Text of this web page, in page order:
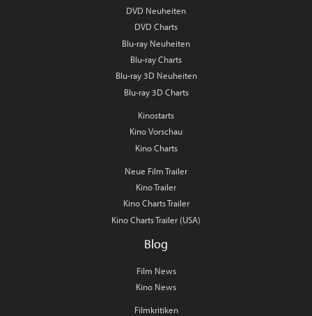
DVD Neuheiten
DVD Charts
Blu-ray Neuheiten
Blu-ray Charts
Blu-ray 3D Neuheiten
Blu-ray 3D Charts
Kinostarts
Kino Vorschau
Kino Charts
Neue Film Trailer
Kino Trailer
Kino Charts Trailer
Kino Charts Trailer (USA)
Blog
Film News
Kino News
Filmkritiken